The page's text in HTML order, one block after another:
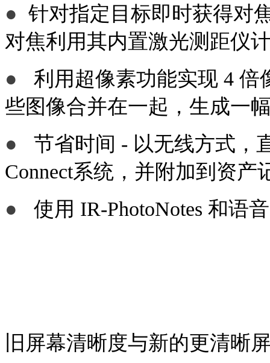
● 针对指定目标即时获得对
对焦利用其内置激光测距仪
● 利用超像素功能实现 4
些图像合并在一起，生成一
● 节省时间 - 以无线方式，
Connect系统，并附加到资产
● 使用 IR-PhotoNotes 和语
旧屏幕清晰度与新的更清晰